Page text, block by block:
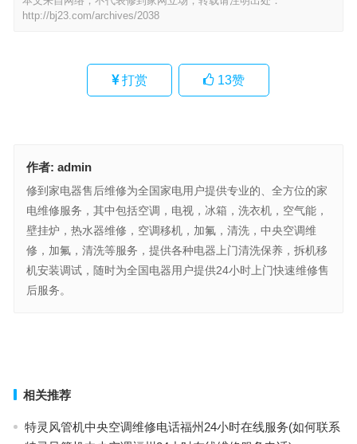
http://bj23.com/archives/2038
打赏 13赞
作者: admin
修到家电器售后维修为全国家电用户提供专业的、全方位的家
电维修服务，其中包括空调，电视，冰箱，洗衣机，空气能，
壁挂炉，热水器维修，空调移机，加氟，清洗，中央空调维
修，加氟，清洗等服务，提供各种电器上门清洗保养，拆机移
机安装调试，随时为全国电器用户提供24小时上门快速维修售
后服务。
相关推荐
特灵风管机中央空调维修电话福州24小时在线服务(如何联系